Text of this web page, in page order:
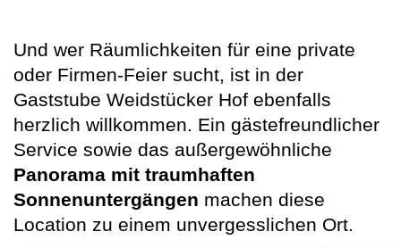
Und wer Räumlichkeiten für eine private
oder Firmen-Feier sucht, ist in der
Gaststube Weidstücker Hof ebenfalls
herzlich willkommen. Ein gästefreundlicher
Service sowie das außergewöhnliche
Panorama mit traumhaften
Sonnenuntergängen machen diese
Location zu einem unvergesslichen Ort.